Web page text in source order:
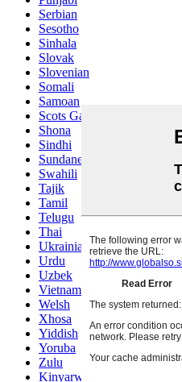
Serbian
Sesotho
Sinhala
Slovak
Slovenian
Somali
Samoan
Scots Gaelic
Shona
Sindhi
Sundanese
Swahili
Tajik
Tamil
Telugu
Thai
Ukrainian
Urdu
Uzbek
Vietnamese
Welsh
Xhosa
Yiddish
Yoruba
Zulu
Kinyarwanda